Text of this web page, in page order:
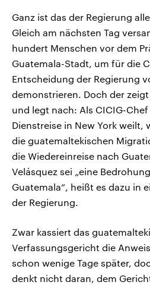
Ganz ist das der Regierung
Gleich am nächsten Tag
hundert Menschen vor dem
Guatemala-Stadt, um für die
Entscheidung der Regierung
demonstrieren. Doch der
und legt nach: Als CICIG-
Dienstreise in New York weilt,
die guatemaltekischen
die Wiedereinreise nach
Velásquez sei „eine
Guatemala“, heißt es dazu in
der Regierung.
Zwar kassiert das
Verfassungsgericht die
schon wenige Tage später,
denkt nicht daran, dem